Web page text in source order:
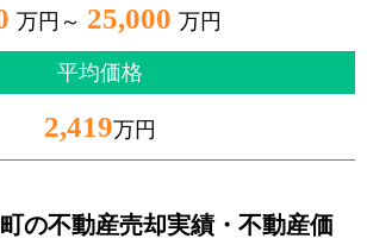
万円～ 25,000 万円
平均価格
2,419万円
の不動産売却実績・不動産価